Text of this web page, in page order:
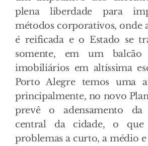
plena liberdade para
métodos corporativos, onde
é reificada e o Estado se
somente, em um balcão
imobiliários em altíssima
Porto Alegre temos uma
principalmente, no novo
prevê o adensamento da
central da cidade, o que
problemas a curto, a médio